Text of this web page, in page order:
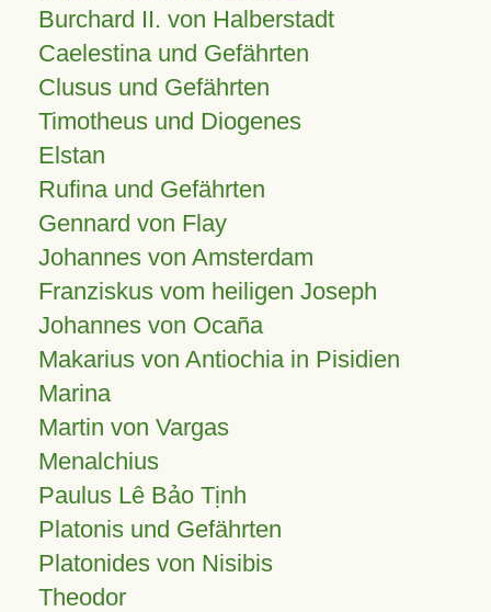
Burchard II. von Halberstadt
Caelestina und Gefährten
Clusus und Gefährten
Timotheus und Diogenes
Elstan
Rufina und Gefährten
Gennard von Flay
Johannes von Amsterdam
Franziskus vom heiligen Joseph
Johannes von Ocaña
Makarius von Antiochia in Pisidien
Marina
Martin von Vargas
Menalchius
Paulus Lê Bảo Tịnh
Platonis und Gefährten
Platonides von Nisibis
Theodor